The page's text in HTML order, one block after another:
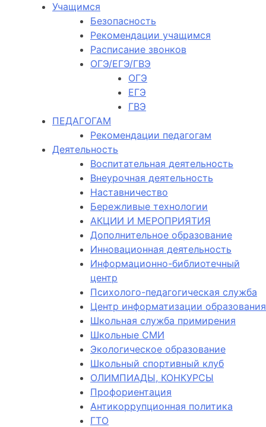
Учащимся
Безопасность
Рекомендации учащимся
Расписание звонков
ОГЭ/ЕГЭ/ГВЭ
ОГЭ
ЕГЭ
ГВЭ
ПЕДАГОГАМ
Рекомендации педагогам
Деятельность
Воспитательная деятельность
Внеурочная деятельность
Наставничество
Бережливые технологии
АКЦИИ И МЕРОПРИЯТИЯ
Дополнительное образование
Инновационная деятельность
Информационно-библиотечный
центр
Психолого-педагогическая служба
Центр информатизации образования
Школьная служба примирения
Школьные СМИ
Экологическое образование
Школьный спортивный клуб
ОЛИМПИАДЫ, КОНКУРСЫ
Профориентация
Антикоррупционная политика
ГТО